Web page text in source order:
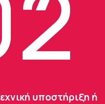
υποστήριξη ή